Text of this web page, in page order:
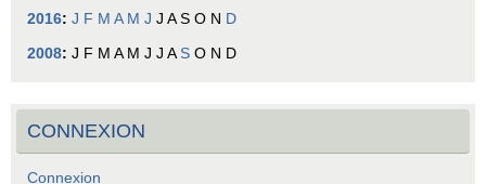
2016: J F M A M J J A S O N D
2008: J F M A M J J A S O N D
CONNEXION
Connexion